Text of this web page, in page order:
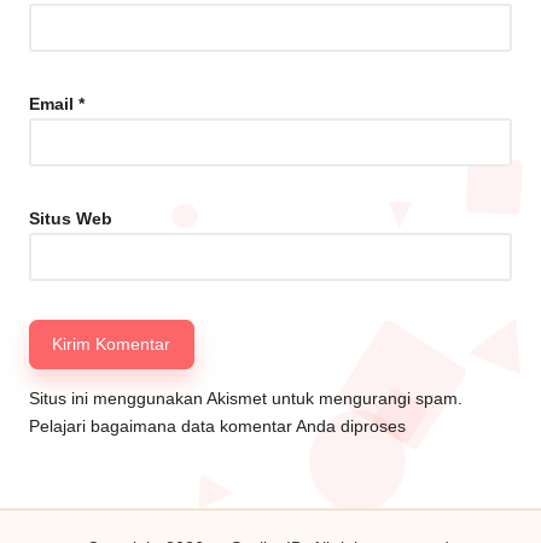
Email *
Situs Web
Situs ini menggunakan Akismet untuk mengurangi spam.
Pelajari bagaimana data komentar Anda diproses